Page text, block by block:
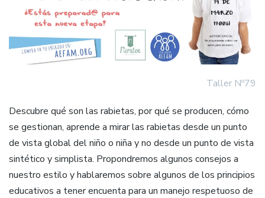
Taller Nº79
Descubre qué son las rabietas, por qué se producen, cómo
se gestionan, aprende a mirar las rabietas desde un punto
de vista global del niño o niña y no desde un punto de vista
sintético y simplista. Propondremos algunos consejos a
nuestro estilo y hablaremos sobre algunos de los principios
educativos a tener encuenta para un manejo respetuoso de